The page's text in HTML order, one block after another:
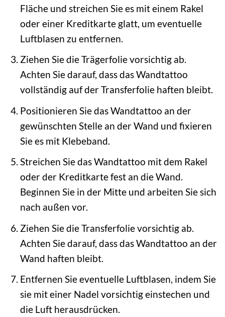
Fläche und streichen Sie es mit einem Rakel
oder einer Kreditkarte glatt, um eventuelle
Luftblasen zu entfernen.
Ziehen Sie die Trägerfolie vorsichtig ab.
Achten Sie darauf, dass das Wandtattoo
vollständig auf der Transferfolie haften bleibt.
Positionieren Sie das Wandtattoo an der
gewünschten Stelle an der Wand und fixieren
Sie es mit Klebeband.
Streichen Sie das Wandtattoo mit dem Rakel
oder der Kreditkarte fest an die Wand.
Beginnen Sie in der Mitte und arbeiten Sie sich
nach außen vor.
Ziehen Sie die Transferfolie vorsichtig ab.
Achten Sie darauf, dass das Wandtattoo an der
Wand haften bleibt.
Entfernen Sie eventuelle Luftblasen, indem Sie
sie mit einer Nadel vorsichtig einstechen und
die Luft herausdrücken.